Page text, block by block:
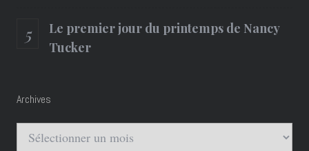
Le premier jour du printemps de Nancy
Tucker
Archives
Archives